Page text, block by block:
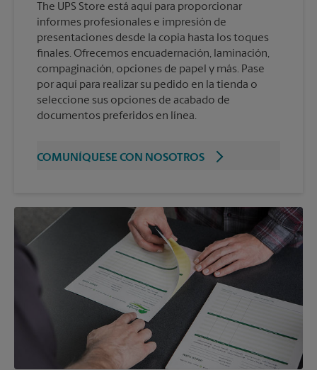
The UPS Store está aquí para proporcionar
informes profesionales e impresión de
presentaciones desde la copia hasta los toques
finales. Ofrecemos encuadernación, laminación,
compaginación, opciones de papel y más. Pase
por aquí para realizar su pedido en la tienda o
seleccione sus opciones de acabado de
documentos preferidos en línea.
COMUNÍQUESE CON NOSOTROS